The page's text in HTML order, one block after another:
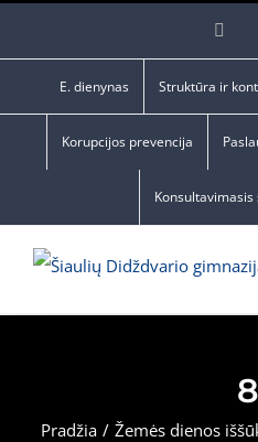
E. dienynas Struktūra ir
Korupcijos prevencija
8
Pradžia / Žemės dienos